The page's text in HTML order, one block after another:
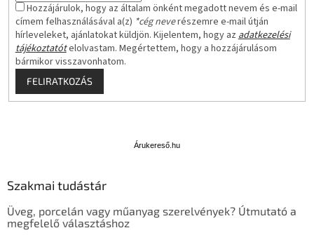
Hozzájárulok, hogy az általam önként megadott nevem és e-mail
címem felhasználásával a(z) *cég neverészemre e-mail útján
hírleveleket, ajánlatokat küldjön. Kijelentem, hogy az adatkezelési
tájékoztatótelolvastam. Megértettem, hogy a hozzájárulásom
bármikor visszavonhatom.
FELIRATKOZÁS
s
ő
Árukereső.hu
Szakmai tudástár
Üveg, porcelán vagy műanyag szerelvények? Útmutató a
megfelelő választáshoz